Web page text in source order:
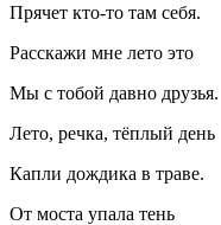
Прячет кто-то там себя.
Расскажи мне лето это
Мы с тобой давно друзья.
Лето, речка, тёплый день
Капли дождика в траве.
От моста упала тень